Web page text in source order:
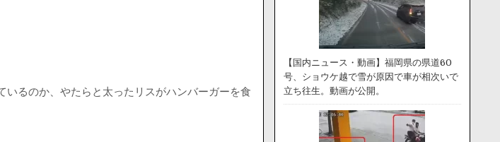
るのか、やたらと太ったリスがハンバーガーを食
【国内ニュース・動画】福岡県の県道60
号、ショウケ越で雪が原因で車が相次いで
立ち往生。動画が公開。